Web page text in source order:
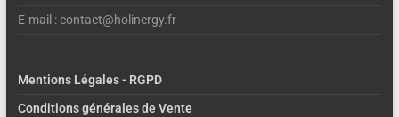
E-mail : contact@holinergy.fr
Mentions Légales - RGPD
Conditions générales de Vente